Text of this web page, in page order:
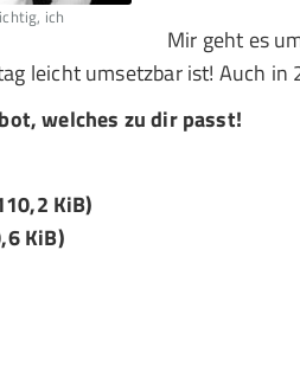
ich
Mir geht es
leicht umsetzbar ist! Auch
welches zu dir passt!
KiB)
KiB)